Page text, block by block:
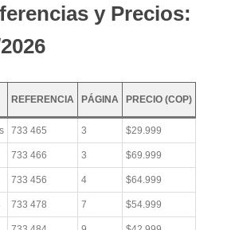
y Precios:
REFERENCIA PÁGINA PRECIO (COP)
733 465 3 $29.999
733 466 3 $69.999
733 456 4 $64.999
733 478 7 $54.999